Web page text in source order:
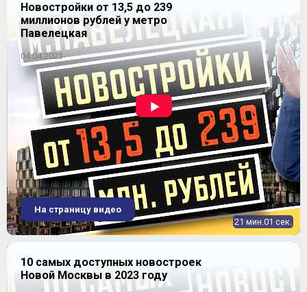
Новостройки от 13,5 до 239
миллионов рублей у метро
Павелецкая
04.04.2023
21 мин.01 сек.
На страницу видео
10 самых доступных новостроек
Новой Москвы в 2023 году